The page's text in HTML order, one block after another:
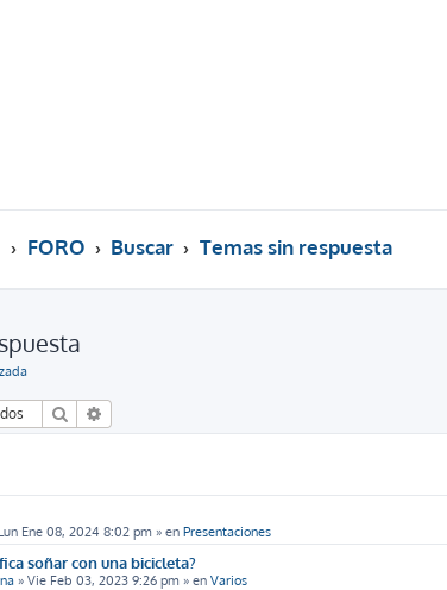
FORO Buscar Temas sin respuesta
Buscar
Lun Ene 08, 2024 8:02 pm » en Presentaciones
soñar con una bicicleta?
» Vie Feb 03, 2023 9:26 pm » en Varios